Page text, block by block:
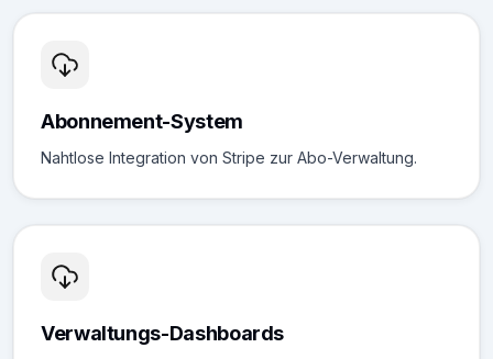
Abonnement-System
Nahtlose Integration von Stripe zur Abo-Verwaltung.
Verwaltungs-Dashboards